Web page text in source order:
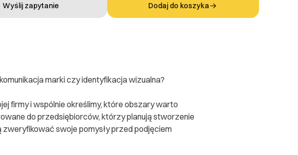
Wyślij zapytanie Dodaj do koszyka
marki czy identyfikacja wizualna?
firmy i wspólnie określimy, które obszary warto
do przedsiębiorców, którzy planują stworzenie
swoje pomysły przed podjęciem